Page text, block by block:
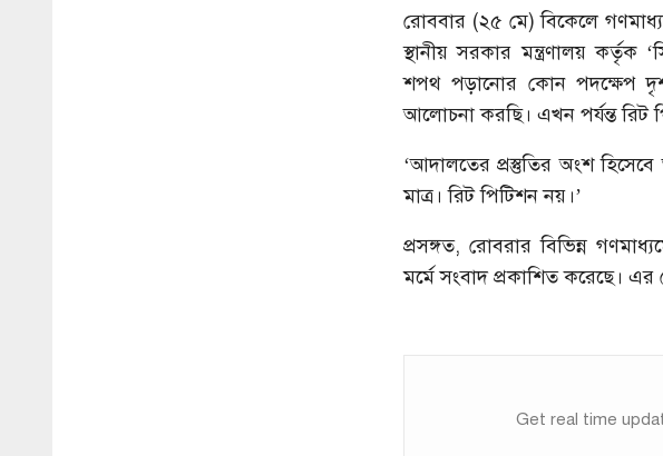
রোববার (২৫ মে) বিকেলে
স্থানীয় সরকার মন্ত্রণালয় কর্তৃক
শপথ পড়ানোর কোন পদক্ষেপ
আলোচনা করছি। এখন পর্যন্ত রিট
‘আদালতের প্রস্তুতির অংশ হিসেবে
মাত্র। রিট পিটিশন নয়।’
প্রসঙ্গত, রোবরার বিভিন্ন
মর্মে সংবাদ প্রকাশিত করেছে।
Get real time